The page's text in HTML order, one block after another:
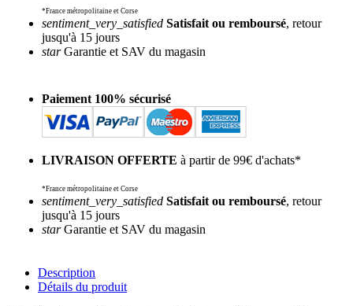
*France métropolitaine et Corse
sentiment_very_satisfied Satisfait ou remboursé, retour
jusqu'à 15 jours
starGarantie et SAV du magasin
Paiement 100% sécurisé
LIVRAISON OFFERTE à partir de 99€ d'achats*
*France métropolitaine et Corse
sentiment_very_satisfied Satisfait ou remboursé, retour
jusqu'à 15 jours
starGarantie et SAV du magasin
Description
Détails du produit